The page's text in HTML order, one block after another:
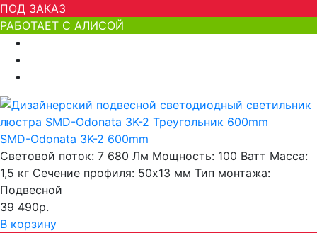
ПОД ЗАКАЗ
РАБОТАЕТ С АЛИСОЙ
SMD-Odonata 3K-2 600mm
Световой поток: 7 680 Лм Мощность: 100 Ватт Масса:
1,5 кг Сечение профиля: 50х13 мм Тип монтажа:
Подвесной
39 490р.
В корзину